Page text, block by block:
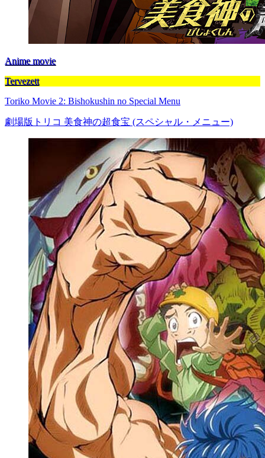
Anime movie
Tervezett
Toriko Movie 2: Bishokushin no Special Menu
劇場版トリコ 美食神の超食宝 (スペシャル・メニュー)